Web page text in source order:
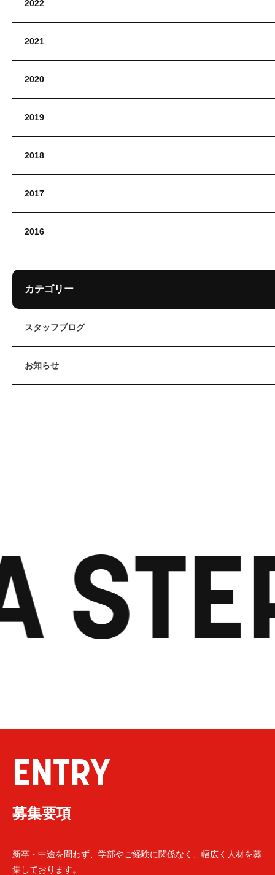
2022
2021
2020
2019
2018
2017
2016
カテゴリー
スタッフブログ
お知らせ
ENTRY
募集要項
新卒・中途を問わず、学部やご経験に関係なく、幅広く人材を募
集しております。